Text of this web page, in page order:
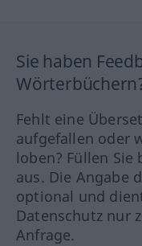
Sie haben
Fehlt eine
aufgefallen oder
loben? Füllen Sie
aus. Die Angabe
optional und
Datenschutz nur
Anfrage.